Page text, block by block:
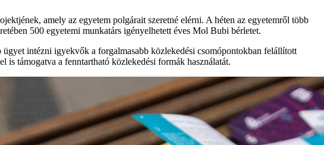
amely az egyetem polgárait szeretné elérni. A héten az egyetemről több
500 egyetemi munkatárs igényelhetett éves Mol Bubi bérletet.
intézni igyekvők a forgalmasabb közlekedési csomópontokban felállított
is támogatva a fenntartható közlekedési formák használatát.